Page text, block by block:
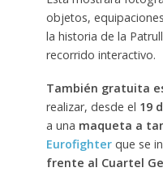
objetos,
la historia de la
recorrido interactivo.
También gratuita
realizar, desde el 19
a una maqueta a
Eurofighterque se
frente al Cuartel